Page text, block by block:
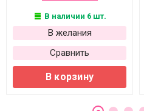
В наличии 6 шт.
В желания
Сравнить
В корзину